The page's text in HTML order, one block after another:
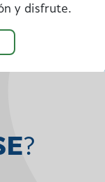
y disfrute.
?